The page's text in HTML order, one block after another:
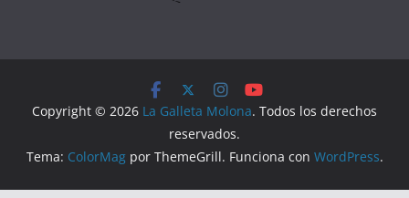
Copyright © 2026 La Galleta Molona. Todos los derechos
reservados.
Tema: ColorMagpor ThemeGrill. Funciona con WordPress.